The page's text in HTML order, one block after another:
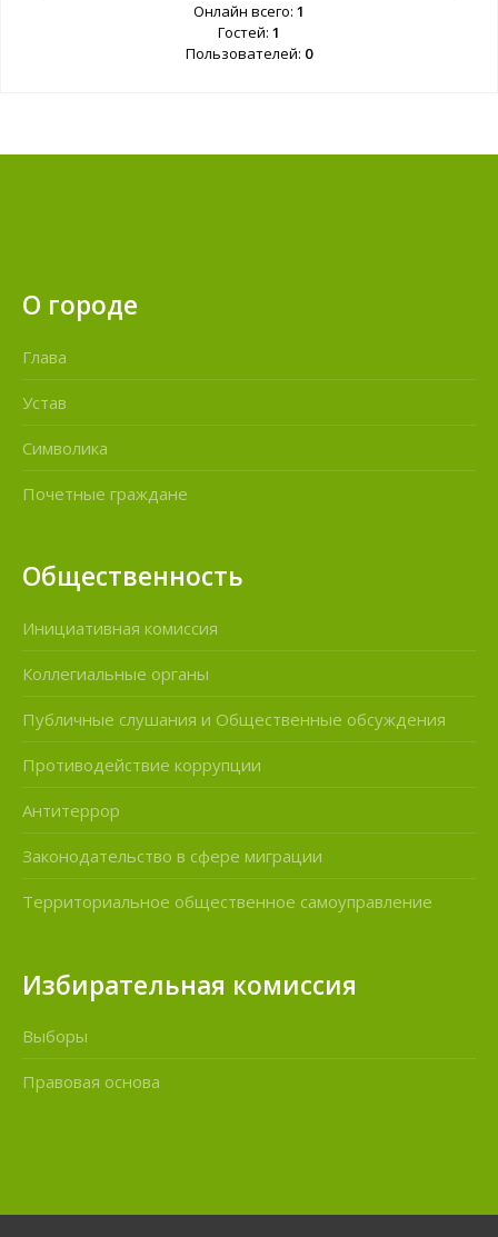
Онлайн всего: 1
Гостей: 1
Пользователей: 0
О городе
Глава
Устав
Символика
Почетные граждане
Общественность
Инициативная комиссия
Коллегиальные органы
Публичные слушания и Общественные обсуждения
Противодействие коррупции
Антитеррор
Законодательство в сфере миграции
Территориальное общественное самоуправление
Избирательная комиссия
Выборы
Правовая основа